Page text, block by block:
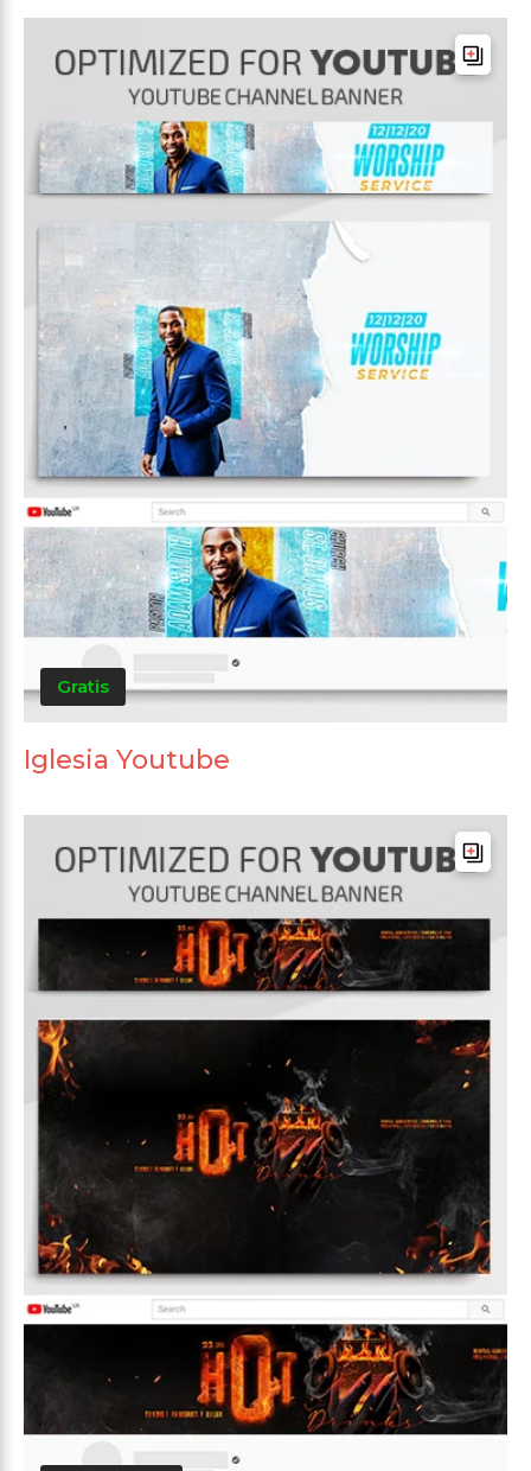
Gratis
Iglesia Youtube